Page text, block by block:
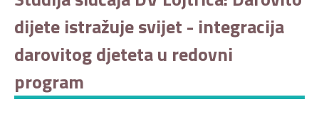
dijete istražuje svijet - integracija
darovitog djeteta u redovni
program